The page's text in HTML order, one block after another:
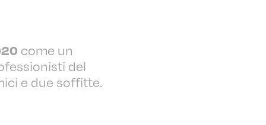
come un
del
e due soffitte.